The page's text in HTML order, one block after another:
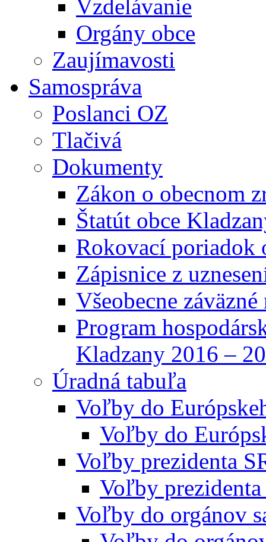
Vzdelávanie
Orgány obce
Zaujímavosti
Samospráva
Poslanci OZ
Tlačivá
Dokumenty
Zákon o obecnom
Štatút obce
Rokovací poriadok
Zápisnice z
Všeobecne
Program
Kladzany 2016 –
Úradná tabuľa
Voľby do
Voľby do
Voľby prezidenta
Voľby
Voľby do orgánov